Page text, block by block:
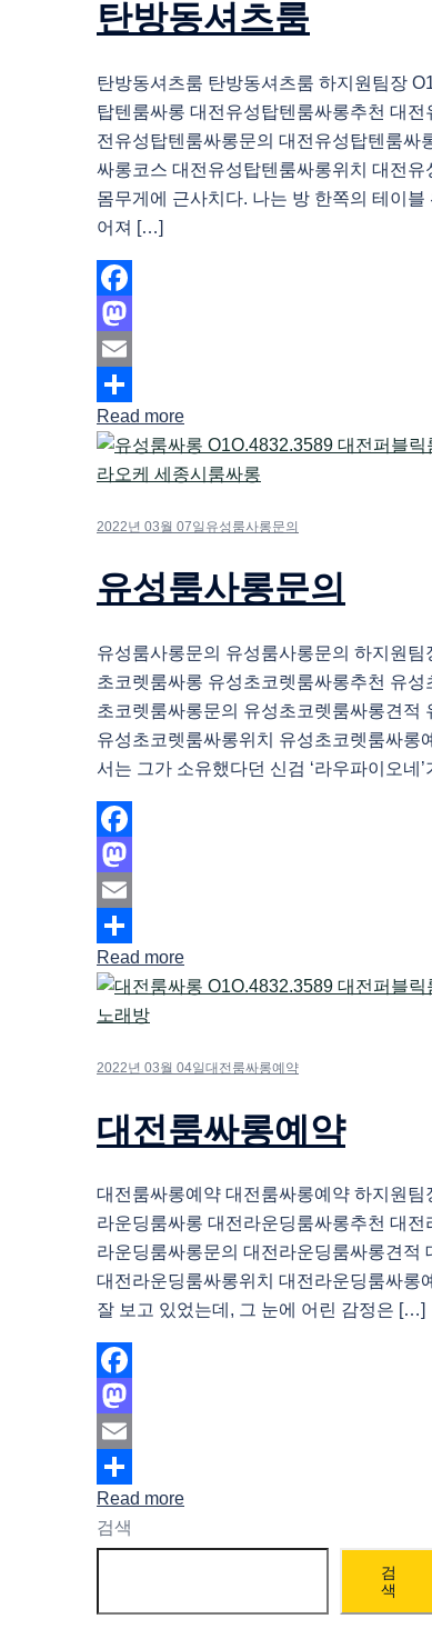
탄방동셔츠룸
탄방동셔츠룸 탄방동셔츠룸 하지원팀장
탑텐룸싸롱 대전유성탑텐룸싸롱추천 대전
전유성탑텐룸싸롱문의 대전유성탑텐룸싸
싸롱코스 대전유성탑텐룸싸롱위치 대전유
몸무게에 근사치다. 나는 방 한쪽의 테이블
어져 […]
Facebook
Mastodon
Email
Share
Read more
2022년 03월 07일 유성룸사롱문의
유성룸사롱문의
유성룸사롱문의 유성룸사롱문의 하지원팀
초코렛룸싸롱 유성초코렛룸싸롱추천 유성
초코렛룸싸롱문의 유성초코렛룸싸롱견적
유성초코렛룸싸롱위치 유성초코렛룸싸롱
서는 그가 소유했다던 신검 ‘라우파이오네
Facebook
Mastodon
Email
Share
Read more
2022년 03월 04일 대전룸싸롱예약
대전룸싸롱예약
대전룸싸롱예약 대전룸싸롱예약 하지원팀
라운딩룸싸롱 대전라운딩룸싸롱추천 대전
라운딩룸싸롱문의 대전라운딩룸싸롱견적
대전라운딩룸싸롱위치 대전라운딩룸싸롱
잘 보고 있었는데, 그 눈에 어린 감정은 […]
Facebook
Mastodon
Email
Share
Read more
검색
검
색